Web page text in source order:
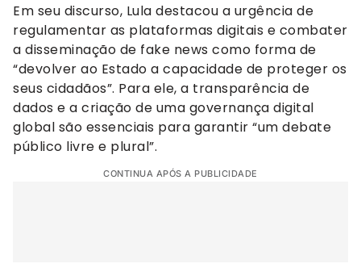
Em seu discurso, Lula destacou a urgência de
regulamentar as plataformas digitais e combater
a disseminação de fake news como forma de
“devolver ao Estado a capacidade de proteger os
seus cidadãos”. Para ele, a transparência de
dados e a criação de uma governança digital
global são essenciais para garantir “um debate
público livre e plural”.
CONTINUA APÓS A PUBLICIDADE